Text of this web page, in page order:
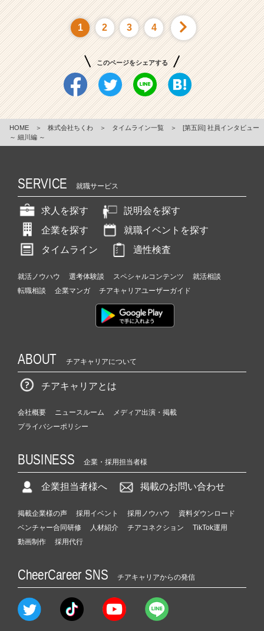
1 2 3 4
このページをシェアする
HOME ＞ 株式会社ちくわ ＞ タイムライン一覧 ＞
[第五回] 社員インタビュー
～ 細川編 ～
SERVICE 就職サービス
求人を探す
説明会を探す
企業を探す
就職イベントを探す
タイムライン
適性検査
就活ノウハウ 選考体験談 スペシャルコンテンツ
就活相談
転職相談
企業マンガ チアキャリアユーザーガイド
ABOUT チアキャリアについて
チアキャリアとは
会社概要 ニュースルーム
メディア出演・掲載
プライバシーポリシー
BUSINESS 企業・採用担当者様
企業担当者様へ 掲載のお問い合わせ
掲載企業様の声 採用イベント 採用ノウハウ
資料ダウンロード
ベンチャー合同研修
人材紹介 チアコネクション
TikTok運用
動画制作
採用代行
CheerCareer SNS チアキャリアからの発信